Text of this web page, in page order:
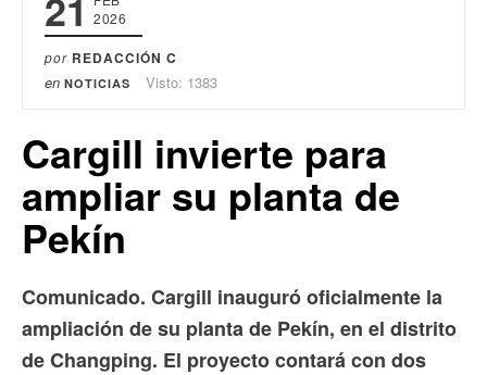
2026
por REDACCIÓN C
en NOTICIAS Visto: 1383
Cargill invierte para
ampliar su planta de
Pekín
Comunicado. Cargill inauguró oficialmente la
ampliación de su planta de Pekín, en el distrito
de Changping. El proyecto contará con dos